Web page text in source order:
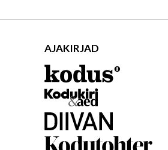
AJAKIRJAD